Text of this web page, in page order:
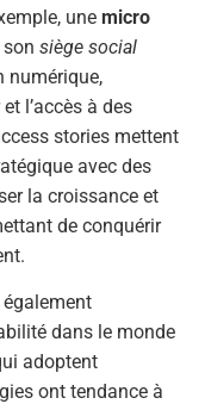
une micro
siège social
numérique,
l’accès à des
stories mettent
avec des
la croissance et
de conquérir
dans le monde
adoptent
ont tendance à